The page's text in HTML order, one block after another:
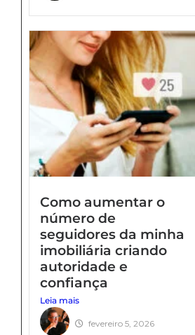
Como aumentar o
número de
seguidores da minha
imobiliária criando
autoridade e
confiança
Leia mais
fevereiro 5, 2026